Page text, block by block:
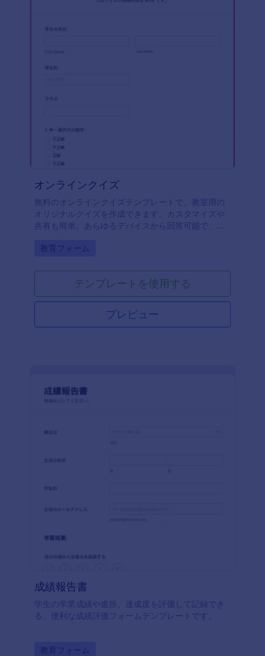
オンラインクイズ
無料のオンラインクイズテンプレートで、教室用の
オリジナルクイズを作成できます。カスタマイズや
共有も簡単。あらゆるデバイスから回答可能で、リ
Go to Category:
教育フォーム
テンプレートを使用する
プレビュー
成績報告書
学生の学業成績や進捗、達成度を評価して記録でき
る、便利な成績評価フォームテンプレートです。
Go to Category:
教育フォーム